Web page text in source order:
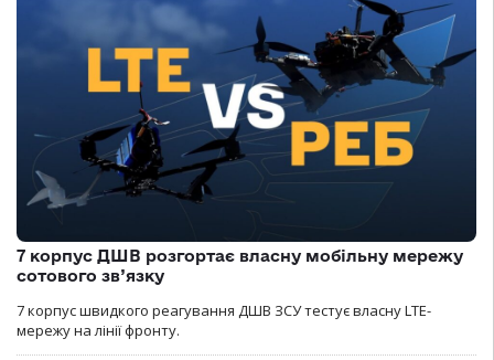
7 корпус ДШВ розгортає власну мобільну мережу
сотового зв’язку
7 корпус швидкого реагування ДШВ ЗСУ тестує власну LTE-
мережу на лінії фронту.